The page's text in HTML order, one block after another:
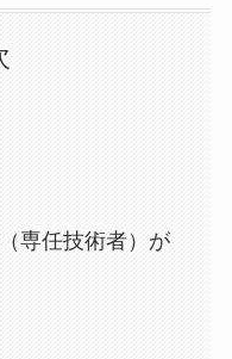
専任技術者）が